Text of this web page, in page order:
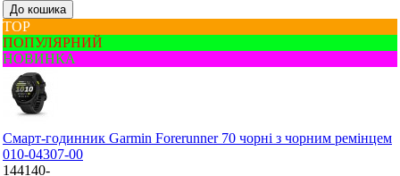
До кошика
ТОР
ПОПУЛЯРНИЙ
НОВИНКА
Смарт-годинник Garmin Forerunner 70 чорні з чорним ремінцем
010-04307-00
144140-